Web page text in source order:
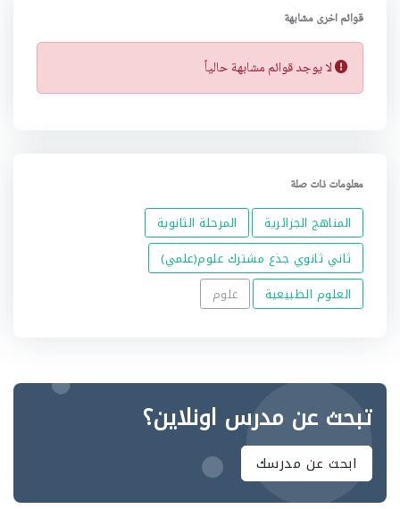
قوائم اخرى مشابهة
لا يوجد قوائم مشابهة حالياً
معلومات ذات صلة
المناهج الجزائرية
المرحلة الثانوية
ثاني ثانوي جذع مشترك علوم(علمي)
العلوم الطبيعية
علوم
تبحث عن مدرس اونلاين؟
ابحث عن مدرسك